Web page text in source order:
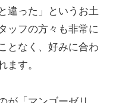
違った」というお土
ッフの方々も非常に
となく、好みに合わ
ます。